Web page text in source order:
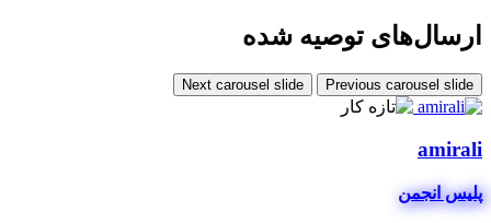
ارسال‌های توصیه شده
Previous carousel slide
Next carousel slide
amirali
پلیس انجمن